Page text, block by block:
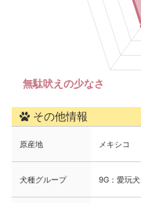
その他情報
原産地 メキシコ
犬種グループ 9G：愛玩犬